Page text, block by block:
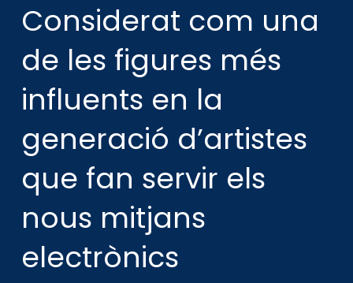
Considerat com una
de les figures més
influents en la
generació d’artistes
que fan servir els
nous mitjans
electrònics